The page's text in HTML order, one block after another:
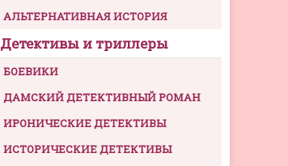
АЛЬТЕРНАТИВНАЯ ИСТОРИЯ
Детективы и триллеры
БОЕВИКИ
ДАМСКИЙ ДЕТЕКТИВНЫЙ РОМАН
ИРОНИЧЕСКИЕ ДЕТЕКТИВЫ
ИСТОРИЧЕСКИЕ ДЕТЕКТИВЫ